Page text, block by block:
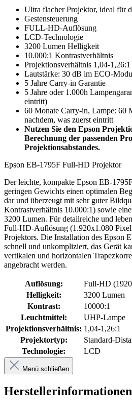
Ultra flacher Projektor, ideal für
Gestensteuerung
FULL-HD-Auflösung
LCD-Technologie
3200 Lumen Helligkeit
10.000:1 Kontrastverhältnis
Projektionsverhältnis 1,04-1,26:1
Lautstärke: 30 dB im ECO-
5 Jahre Carry-in Garantie
5 Jahre oder 1.000h
eintritt)
60 Monate Carry-in, Lampe: 60
nachdem, was zuerst eintritt
Nutzen Sie den Epson
Berechnung der passenden
Projektionsabstandes.
Epson EB-1795F Full-HD Projektor
Der leichte, kompakte Epson EB-
geringen Gewichts einen optimalen
dar und überzeugt mit sehr guter
Kontrastverhältnis 10.000:1) sowie
3200 Lumen. Für detailreiche und
Full-HD-Auflösung (1.920x1.080
Projektors. Die Installation des Epson
schnell und unkompliziert, das Gerät
vertikalen und horizontalen
angebracht werden.
Auflösung:
Full-HD
Helligkeit:
3200 Lumen
Kontrast:
10000:1
Leuchtmittel:
UHP-Lampe
Projektionsverhältnis: 1,04-1,26:1
Projektortyp:
Standard-
Technologie:
LCD
Menü schließen
Herstellerinformationen